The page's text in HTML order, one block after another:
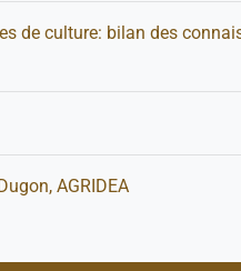
de culture: bilan des
AGRIDEA